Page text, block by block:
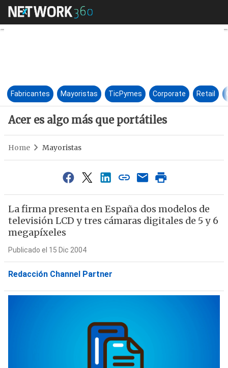
Acer es algo más que
Fabricantes Mayoristas TicPymes Corporate Retail
Acer es algo más que portátiles
Home Mayoristas
La firma presenta en España dos modelos de
televisión LCD y tres cámaras digitales de 5 y 6
megapíxeles
Publicado el 15 Dic 2004
Redacción Channel Partner